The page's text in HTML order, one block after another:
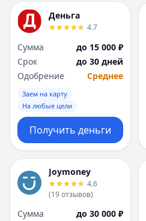
Деньга
4.7
Сумма
до 15 000 ₽
Срок
до 30 дней
Одобрение
Среднее
Заем на карту
На любые цели
Получить деньги
Joymoney
4.6
(19отзывов)
Сумма
до 30 000 ₽